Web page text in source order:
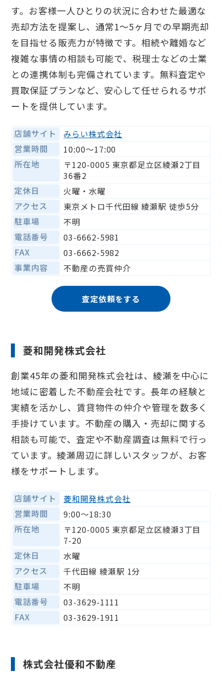
す。お客様一人ひとりの状況に合わせた最適な
売却方法を提案し、通常1〜5ヶ月での早期売却
を目指せる販売力が特徴です。相続や離婚など
複雑な事情の相談も可能で、税理士などの士業
との連携体制も完備されています。無料査定や
買取保証プランなど、安心して任せられるサポ
ートを提供しています。
店舗サイト
みらい株式会社
営業時間
10:00〜17:00
所在地
〒120-0005 東京都足立区綾瀬2丁目
36番2
定休日
火曜・水曜
アクセス
東京メトロ千代田線 綾瀬駅 徒歩5分
駐車場
不明
電話番号
03-6662-5981
FAX
03-6662-5982
事業内容
不動産の売買仲介
査定依頼をする
菱和開発株式会社
創業45年の菱和開発株式会社は、綾瀬を中心に
地域に密着した不動産会社です。長年の経験と
実績を活かし、賃貸物件の仲介や管理を数多く
手掛けています。不動産の購入・売却に関する
相談も可能で、査定や不動産調査は無料で行っ
ています。綾瀬周辺に詳しいスタッフが、お客
様をサポートします。
店舗サイト
菱和開発株式会社
営業時間
9:00〜18:30
所在地
〒120-0005 東京都足立区綾瀬3丁目
7-20
定休日
水曜
アクセス
千代田線 綾瀬駅 1分
駐車場
不明
電話番号
03-3629-1111
FAX
03-3629-1911
株式会社優和不動産